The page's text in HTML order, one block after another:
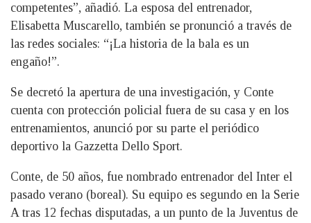
competentes”, añadió. La esposa del entrenador,
Elisabetta Muscarello, también se pronunció a través de
las redes sociales: “¡La historia de la bala es un
engaño!”.
Se decretó la apertura de una investigación, y Conte
cuenta con protección policial fuera de su casa y en los
entrenamientos, anunció por su parte el periódico
deportivo la Gazzetta Dello Sport.
Conte, de 50 años, fue nombrado entrenador del Inter el
pasado verano (boreal). Su equipo es segundo en la Serie
A tras 12 fechas disputadas, a un punto de la Juventus de